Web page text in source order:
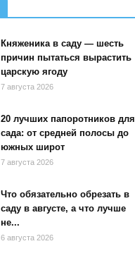
Княженика в саду — шесть
причин пытаться вырастить
царскую ягоду
7 августа 2026
20 лучших папоротников для
сада: от средней полосы до
южных широт
7 августа 2026
Что обязательно обрезать в
саду в августе, а что лучше
не...
6 августа 2026